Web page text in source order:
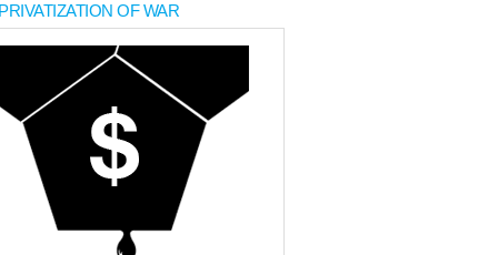
OF WAR